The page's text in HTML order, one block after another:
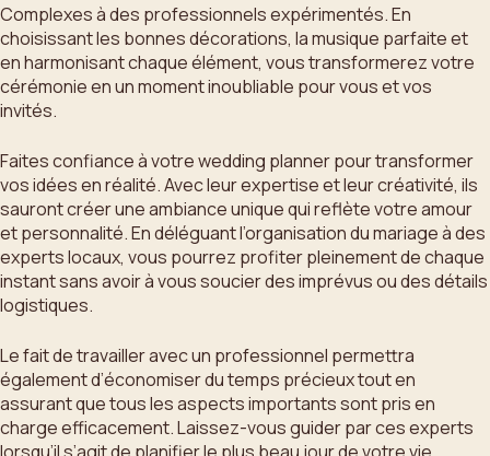
Complexes à des professionnels expérimentés. En
choisissant les bonnes décorations, la musique parfaite et
en harmonisant chaque élément, vous transformerez votre
cérémonie en un moment inoubliable pour vous et vos
invités.
Faites confiance à votre wedding planner pour transformer
vos idées en réalité. Avec leur expertise et leur créativité, ils
sauront créer une ambiance unique qui reflète votre amour
et personnalité. En déléguant l’organisation du mariage à des
experts locaux, vous pourrez profiter pleinement de chaque
instant sans avoir à vous soucier des imprévus ou des détails
logistiques.
Le fait de travailler avec un professionnel permettra
également d’économiser du temps précieux tout en
assurant que tous les aspects importants sont pris en
charge efficacement. Laissez-vous guider par ces experts
lorsqu’il s’agit de planifier le plus beau jour de votre vie.